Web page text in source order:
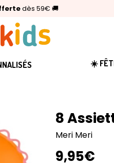
dès 59€ 🚚
:Annikids N°1
avis clients)
☀️
8
Meri Meri
9,95€